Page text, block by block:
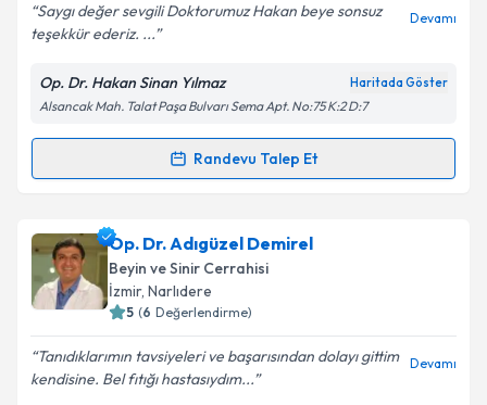
Kişisel verilerimin işlenmesine ilişkin
Aydınlatma
Metni'ni okudum ve kişisel verilerimin belirtilen
kapsamda işlenmesini kabul ediyorum.
Saygı değer sevgili Doktorumuz Hakan beye sonsuz
teşekkür ederiz. ...
Devamı
Op. Dr. Hakan Sinan Yılmaz Haritada Göster
Alsancak Mah. Talat Paşa Bulvarı Sema Apt. No:75 K:2 D:7
Randevu Talep Et
Randevu Takvimi Talebi
Op. Dr. Hakan Sinan Yılmaziçin randevu takvimi
talebi oluşturun. Size bu uzmandan randevu almanız
için bir takvim hazırlandığında e-posta ile
bilgilendireceğiz.
E-posta Adresiniz
Op. Dr. Adıgüzel Demirel
Beyin ve Sinir Cerrahisi
İzmir, Narlıdere
5 (6 Değerlendirme)
Tanıdıklarımın tavsiyeleri ve başarısından dolayı gittim
kendisine. Bel fıtığı hastasıydım...
Devamı